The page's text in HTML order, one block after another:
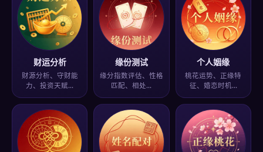
财运分析
财源分析、守财能
力、投资天赋…
缘份测试
缘分指数评估、性格
匹配、相处…
个人姻缘
桃花运势、正缘特
征、婚恋时机…